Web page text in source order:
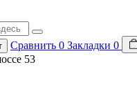
Сравнить 0 Закладки 0
53